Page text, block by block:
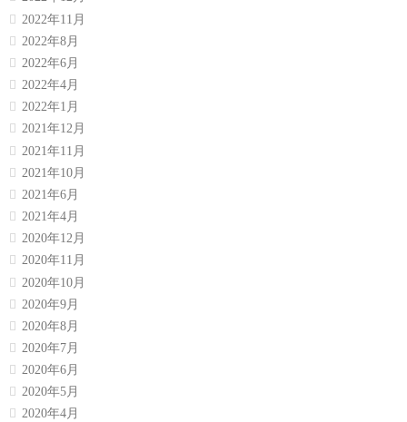
2022年11月
2022年8月
2022年6月
2022年4月
2022年1月
2021年12月
2021年11月
2021年10月
2021年6月
2021年4月
2020年12月
2020年11月
2020年10月
2020年9月
2020年8月
2020年7月
2020年6月
2020年5月
2020年4月